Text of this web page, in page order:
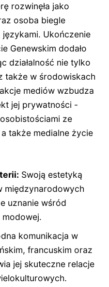
rozwinęła jako
osoba biegle
językami. Ukończenie
Genewskim dodało
działalność nie tylko
także w środowiskach
mediów wzbudza
jej prywatności -
ze
także medialne życie
Swoją estetyką
międzynarodowych
uznanie wśród
komunikacja w
francuskim oraz
jej skuteczne relacje